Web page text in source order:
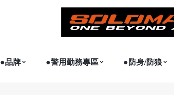
●品牌 ●警用勤務專區 ●防身/防狼